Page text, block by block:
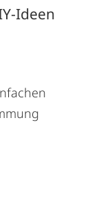
Ideen